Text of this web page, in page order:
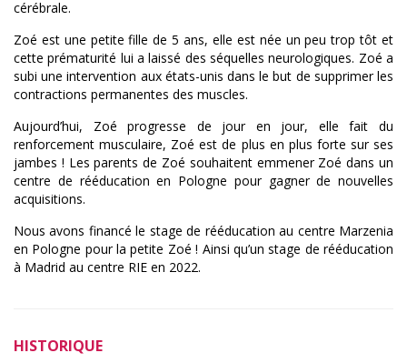
cérébrale.
Zoé est une petite fille de 5 ans, elle est née un peu trop tôt et
cette prématurité lui a laissé des séquelles neurologiques. Zoé a
subi une intervention aux états-unis dans le but de supprimer les
contractions permanentes des muscles.
Aujourd’hui, Zoé progresse de jour en jour, elle fait du
renforcement musculaire, Zoé est de plus en plus forte sur ses
jambes ! Les parents de Zoé souhaitent emmener Zoé dans un
centre de rééducation en Pologne pour gagner de nouvelles
acquisitions.
Nous avons financé le stage de rééducation au centre Marzenia
en Pologne pour la petite Zoé ! Ainsi qu’un stage de rééducation
à Madrid au centre RIE en 2022.
HISTORIQUE